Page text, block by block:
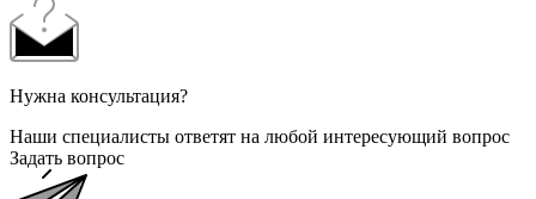
Нужна консультация?
Наши специалисты ответят на любой интересующий вопрос
Задать вопрос